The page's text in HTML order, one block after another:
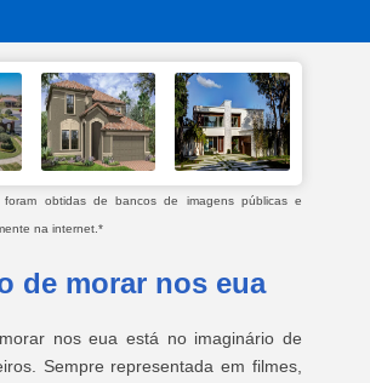
foram obtidas de bancos de imagens públicas e
na internet.*
de morar nos eua
nos eua está no imaginário de
Sempre representada em filmes,